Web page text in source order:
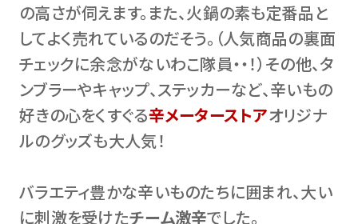
の高さが伺えます。また、火鍋の素も定番品と
してよく売れているのだそう。（人気商品の裏面
チェックに余念がないわこ隊員・・！）その他、タ
ンブラーやキャップ、ステッカーなど、辛いもの
好きの心をくすぐる辛メーターストアオリジナ
ルのグッズも大人気！
バラエティ豊かな辛いものたちに囲まれ、大い
に刺激を受けたチーム激辛でした。